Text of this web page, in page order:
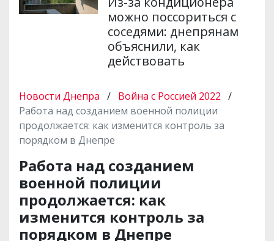
можно поссориться с
соседями: днепрянам
объяснили, как
действовать
Новости Днепра / Война с Россией 2022 /
Работа над созданием военной полиции
продолжается: как изменится контроль за
порядком в Днепре
Работа над созданием
военной полиции
продолжается: как
изменится контроль за
порядком в Днепре